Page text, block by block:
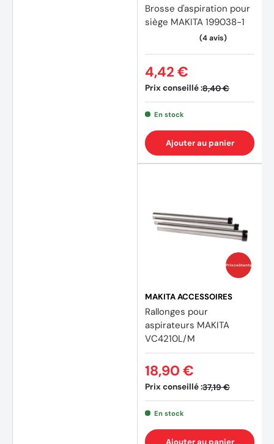
Brosse d'aspiration pour
siège MAKITA 199038-1
Prix conseillé :8,40 €
4,42 €
En stock
Ajouter au panier
Prix coûtants
MAKITA ACCESSOIRES
Rallonges pour
aspirateurs MAKITA
VC4210L/M
Prix conseillé :37,19 €
18,90 €
En stock